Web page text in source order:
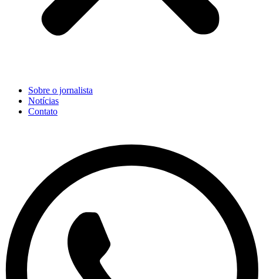
Sobre o jornalista
Notícias
Contato